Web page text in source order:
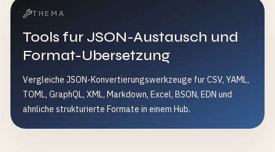
THEMA
Tools fur JSON-Austausch und
Format-Ubersetzung
Vergleiche JSON-Konvertierungswerkzeuge fur CSV, YAML,
TOML, GraphQL, XML, Markdown, Excel, BSON, EDN und
ahnliche strukturierte Formate in einem Hub.